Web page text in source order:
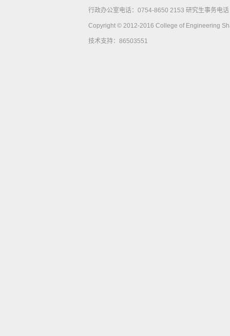
行政办公室电话：0754-8650 2153 研究生事务电
Copyright © 2012-2016 College of Engineering
技术支持：86503551